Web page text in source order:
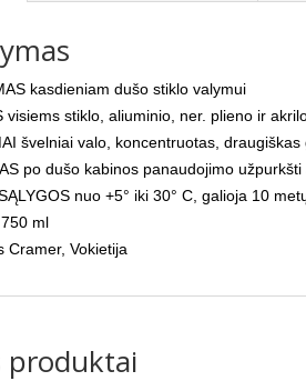
kasdieniam dušo stiklo valymui
visiems stiklo, aliuminio, ner. plieno ir
švelniai valo, koncentruotas,
po dušo kabinos panaudojimo
nuo +5° iki 30° C, galioja 10
ml
Cramer, Vokietija
produktai